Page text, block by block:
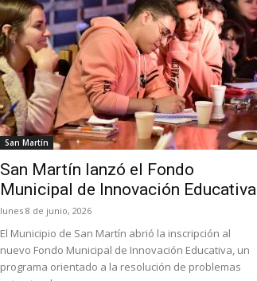
San Martín
San Martín lanzó el Fondo
Municipal de Innovación Educativa
lunes 8 de junio, 2026
El Municipio de San Martín abrió la inscripción al
nuevo Fondo Municipal de Innovación Educativa, un
programa orientado a la resolución de problemas